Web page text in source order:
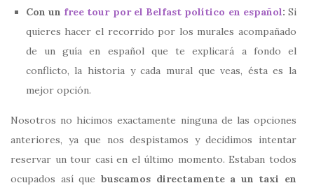
Con un free tour por el Belfast político en español: Si
quieres hacer el recorrido por los murales acompañado
de un guía en español que te explicará a fondo el
conflicto, la historia y cada mural que veas, ésta es la
mejor opción.
Nosotros no hicimos exactamente ninguna de las opciones
anteriores, ya que nos despistamos y decidimos intentar
reservar un tour casi en el último momento. Estaban todos
ocupados así que buscamos directamente a un taxi en